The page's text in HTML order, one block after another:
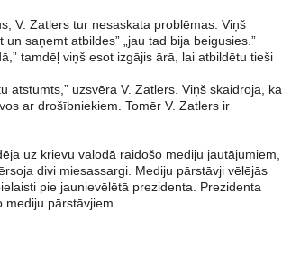
V. Zatlers tur nesaskata problēmas. Viņš
saņemt atbildes” „jau tad bija beigusies.”
tamdēļ viņš esot izgājis ārā, lai atbildētu tieši
atstumts,” uzsvēra V. Zatlers. Viņš skaidroja, ka
ar drošībniekiem. Tomēr V. Zatlers ir
uz krievu valodā raidošo mediju jautājumiem,
divi miesassargi. Mediju pārstāvji vēlējās
pie jaunievēlētā prezidenta. Prezidenta
pārstāvjiem.